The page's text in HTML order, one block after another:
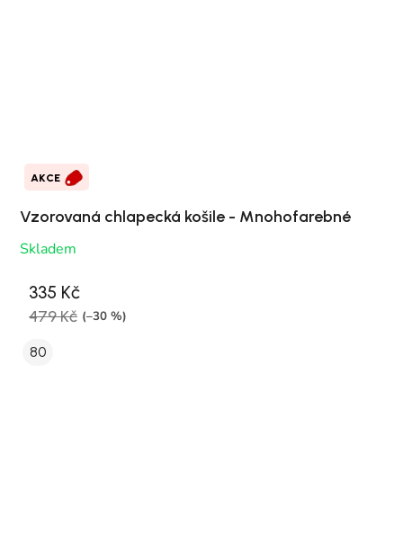
AKCE
Vzorovaná chlapecká košile - Mnohofarebné
Skladem
335 Kč
479 Kč (–30 %)
80